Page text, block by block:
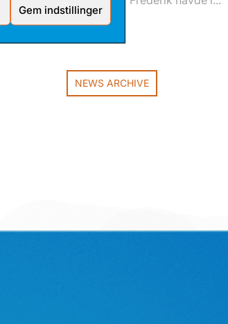
Gem indstillinger
NEWS ARCHIVE